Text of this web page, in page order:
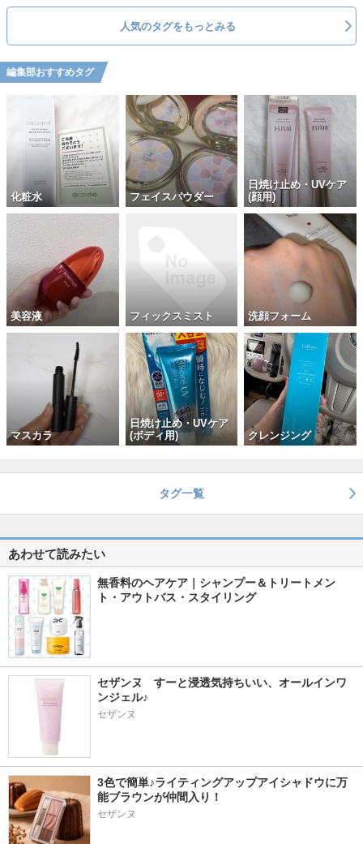
人気のタグをもっとみる
編集部おすすめタグ
化粧水 フェイスパウダー
日焼け止め・UVケア
(顔用)
美容液 フィックスミスト 洗顔フォーム
マスカラ
日焼け止め・UVケア
(ボディ用)
クレンジング
タグ一覧
あわせて読みたい
無香料のヘアケア｜シャンプー＆トリートメン
ト・アウトバス・スタイリング
セザンヌ　すーと浸透気持ちいい、オールインワ
ンジェル♪
セザンヌ
3色で簡単♪ライティングアップアイシャドウに万
能ブラウンが仲間入り！
セザンヌ